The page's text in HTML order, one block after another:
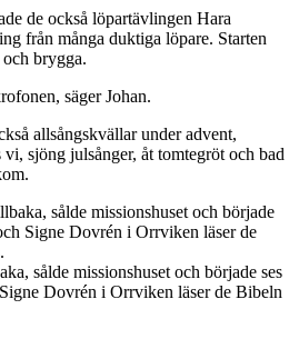
de också löpartävlingen Hara
från många duktiga löpare. Starten
brygga.
säger Johan.
allsångskvällar under advent,
sjöng julsånger, åt tomtegröt och bad
sålde missionshuset och började ses
Dovrén i Orrviken läser de Bibeln